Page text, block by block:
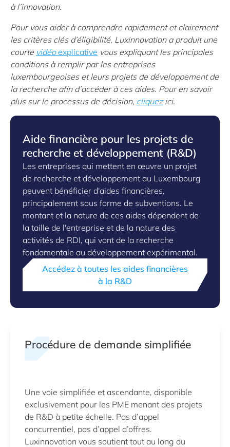
à l’innovation.
Pour vous aider à comprendre rapidement et clairement
les critères clés d’éligibilité, Luxinnovation a produit une
courte vidéo explicative vous expliquant les principales
conditions à remplir par les entreprises
luxembourgeoises et leurs projets de développement de
la recherche afin d’accéder à ces aides. Pour en savoir
plus sur le processus de décision, cliquezici.
Aide financière pour les projets de
recherche et développement (R&D)
Les entreprises qui mettent en œuvre un projet
de recherche et développement au Luxembourg
peuvent bénéficier d'aides financières,
principalement sous forme de subventions. Le
montant et la nature de ces aides dépendent de
la taille de l'entreprise et de la nature des
activités de RDI, qui vont de la recherche
fondamentale au développement expérimental.
Accédez à toutes les aides financières
à la R&D
Procédure de demande simplifiée
Une voie simplifiée et ascendante, disponible
exclusivement pour les PME menant des projets
de R&D à petite échelle. Pas d’appel
concurrentiel, pas d’appel d’offres.
Luxinnovation vous soutient tout au long du